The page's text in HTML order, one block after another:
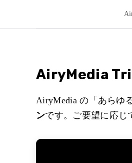
AiryMedia
AiryMedia の「あらゆ
ンです。ご要望に応じ